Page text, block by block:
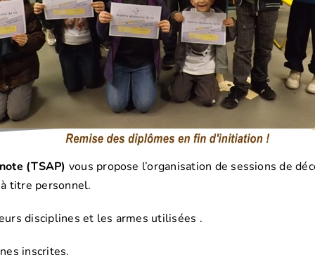
(TSAP) vous propose l’organisation de sessions de
titre personnel.
disciplines et les armes utilisées .
inscrites.